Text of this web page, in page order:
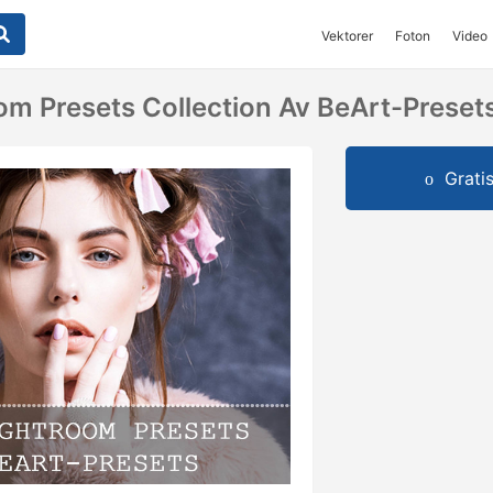
Vektorer Foton Video
Presets Collection Av BeArt-